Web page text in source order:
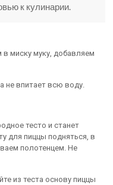
к кулинарии.
миску муку, добавляем
не впитает всю воду.
тесто и станет
для пиццы подняться, в
полотенцем. Не
из теста основу пиццы